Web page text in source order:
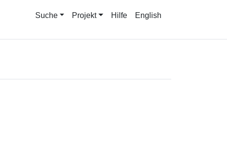
Suche Projekt Hilfe English